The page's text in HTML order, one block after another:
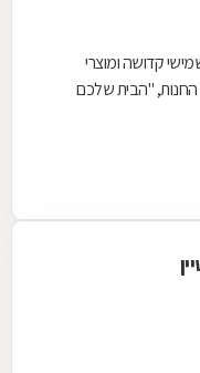
קדושה ומוצרי
החנות, "הבית שלכם